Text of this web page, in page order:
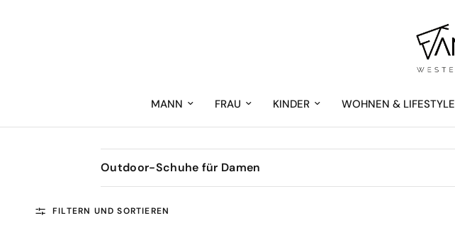
MANN FRAU KINDER WOHNEN & LIFESTYLE
Outdoor-Schuhe für Damen
FILTERN UND SORTIEREN